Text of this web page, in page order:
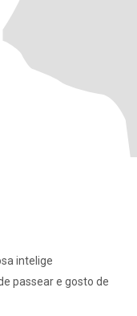
intelige
passear e gosto de